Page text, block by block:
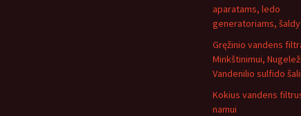
aparatams, ledo
generatoriams,
Gręžinio vandens
Minkštinimui,
Vandenilio sulfido
Kokius vandens
namui